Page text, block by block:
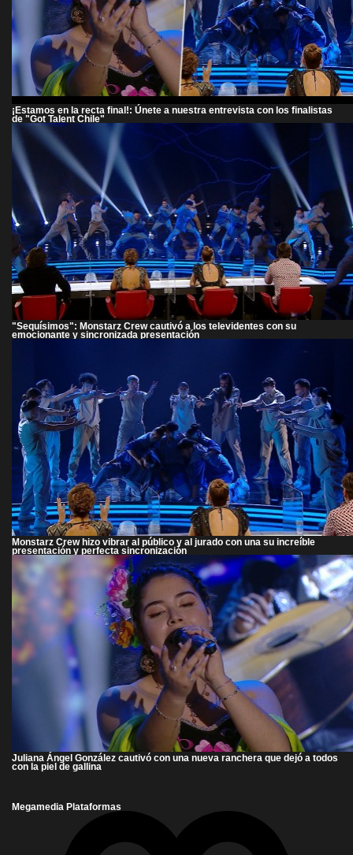
¡Estamos en la recta final!: Únete a nuestra entrevista con los finalistas
de "Got Talent Chile"
"Sequísimos": Monstarz Crew cautivó a los televidentes con su
emocionante y sincronizada presentación
Monstarz Crew hizo vibrar al público y al jurado con una su increíble
presentación y perfecta sincronización
Juliana Ángel González cautivó con una nueva ranchera que dejó a todos
con la piel de gallina
Megamedia Plataformas